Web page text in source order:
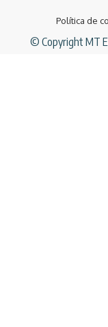
Política de
© Copyright MT